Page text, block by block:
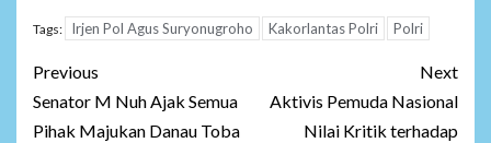
Tags: Irjen Pol Agus Suryonugroho Kakorlantas Polri Polri
Post
navigation
Previous
Senator M Nuh Ajak Semua
Pihak Majukan Danau Toba
Next
Aktivis Pemuda Nasional
Nilai Kritik terhadap